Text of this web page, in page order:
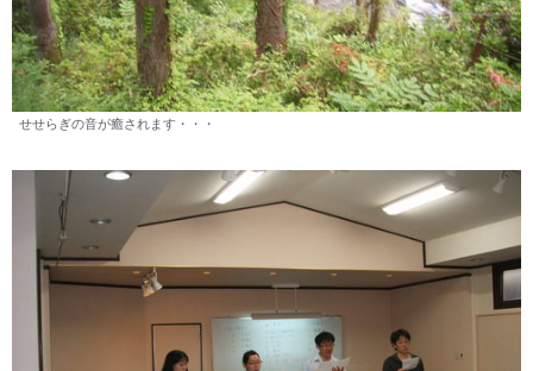
せせらぎの音が癒されます・・・